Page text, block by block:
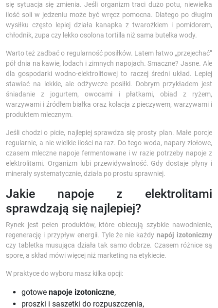
się sytuacja się zmienia. Jeśli organizm traci dużo potu, niewielka
ilość soli w jedzeniu może być wręcz pomocna. Dlatego po długim
wysiłku często lepiej działa kanapka z twarożkiem i pomidorem,
chłodnik, zupa czy lekko osolona tortilla niż sama butelka wody.
Warto też zadbać o regularność posiłków. Latem łatwo „przejechać”
pół dnia na kawie, lodach i zimnych napojach. Smaczne? Jasne. Ale
dla gospodarki wodno-elektrolitowej to raczej średni układ. Lepiej
stawiać na lekkie, ale odżywcze posiłki. Dobrym przykładem jest
śniadanie z jogurtem, owocami i płatkami, obiad z ryżem,
warzywami i źródłem białka oraz kolacja z pieczywem, warzywami i
produktem mlecznym.
Jeśli chodzi o picie, najlepiej sprawdza się prosty plan. Małe porcje
regularnie, a nie wielkie ilości na raz. Do tego woda, napary ziołowe,
czasem mleczne napoje fermentowane i w razie potrzeby napoje z
elektrolitami. Organizm lubi przewidywalność. Gdy dostaje płyny i
minerały systematycznie, działa po prostu sprawniej.
Jakie napoje z elektrolitami
sprawdzają się najlepiej?
Rynek jest pełen produktów, które obiecują szybkie nawodnienie,
regenerację i przypływ energii. Tyle że nie każdynapój izotoniczny
czy tabletka musująca działa tak samo dobrze. Czasem różnice są
spore, a skład mówi więcej niż marketing na etykiecie.
W praktyce do wyboru masz kilka opcji:
gotowe napoje izotoniczne,
proszki i saszetki do rozpuszczenia,